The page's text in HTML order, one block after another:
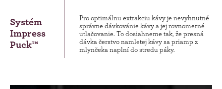
Systém
Impress
Puck™
Pro optimálnu extrakciu kávy je nevyhnutné
správne dávkovánie kávy a jej rovnomerné
utlačovanie. To dosiahneme tak, že presná
dávka čerstvo namletej kávy sa priamp z
mlynčeka naplní do stredu páky.